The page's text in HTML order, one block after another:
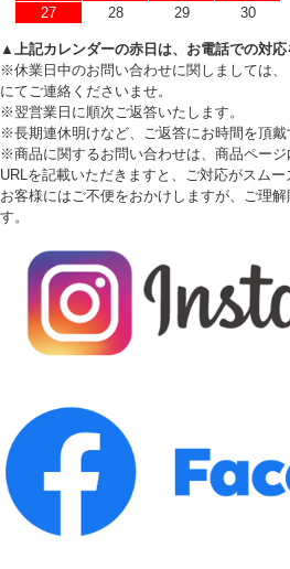
27
28 29 30
▲上記カレンダーの赤日は、お電話での対応
※休業日中のお問い合わせに関しましては
にてご連絡くださいませ。
※翌営業日に順次ご返答いたします。
※長期連休明けなど、ご返答にお時間を頂戴
※商品に関するお問い合わせは、商品ペー
URLを記載いただきますと、ご対応がスムー
お客様にはご不便をおかけしますが、ご理
す。